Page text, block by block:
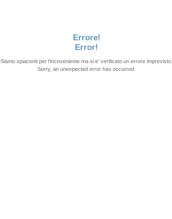
Errore!
Error!
Siamo spiacenti per l'incoveniente ma si e' verificato un errore imprevisto.
Sorry, an unexpected error has occurred.